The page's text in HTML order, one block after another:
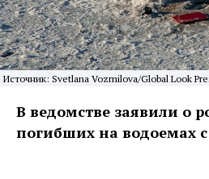
Источник: Svetlana Vozmilova/Global Look
В ведомстве заявили о
погибших на водоемах